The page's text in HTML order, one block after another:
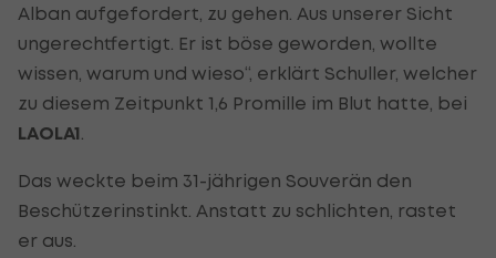
Alban aufgefordert, zu gehen. Aus unserer Sicht
ungerechtfertigt. Er ist böse geworden, wollte
wissen, warum und wieso“, erklärt Schuller, welcher
zu diesem Zeitpunkt 1,6 Promille im Blut hatte, bei
LAOLA1
Das weckte beim 31-jährigen Souverän den
Beschützerinstinkt. Anstatt zu schlichten, rastet
er aus.